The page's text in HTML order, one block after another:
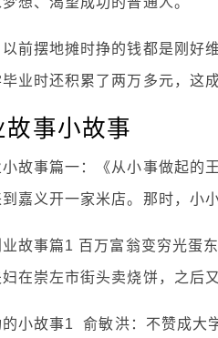
前摆地摊时挣的钱都是刚好
业时还积累了两万多元，这
事小故事
故事篇一：《从小事做起的
嘉义开一家米店。那时，小
故事篇1 百万富翁变穷光蛋
在崇左市街头卖烧饼，之后
小故事1 俞敏洪：不赞成大